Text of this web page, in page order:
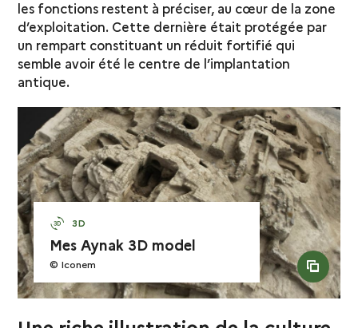
les fonctions restent à préciser, au cœur de la zone
d’exploitation. Cette dernière était protégée par
un rempart constituant un réduit fortifié qui
semble avoir été le centre de l’implantation
antique.
3D
Mes Aynak 3D model
© Iconem see